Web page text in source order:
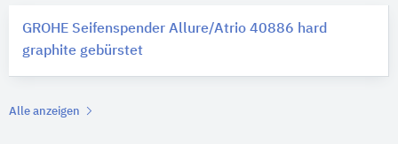
GROHE Seifenspender Allure/Atrio 40886 hard
graphite gebürstet
Alle anzeigen